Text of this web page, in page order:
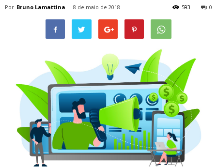
Por Bruno Lamattina - 8 de maio de 2018 0
593